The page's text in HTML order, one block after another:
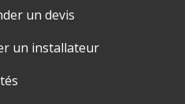
un devis
un installateur